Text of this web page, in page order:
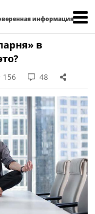
информация
в
156 48